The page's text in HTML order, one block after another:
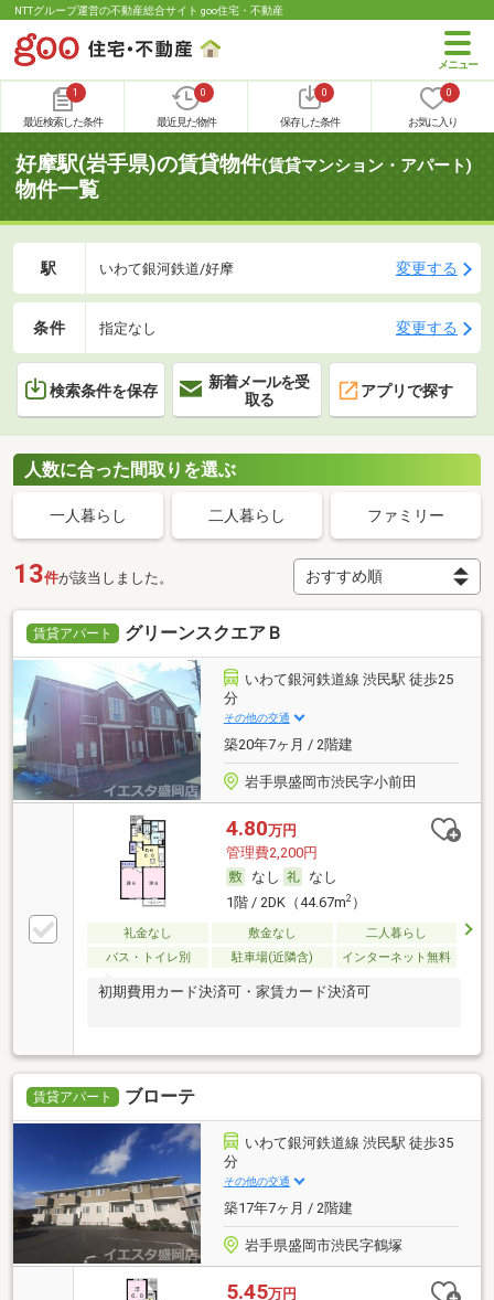
NTTグループ運営の不動産総合サイト goo住宅・不動産
1
最近検索した条件
0
最近見た物件
0
保存した条件
0
お気に入り
好摩駅(岩手県)の賃貸物件(賃貸マンション・アパート)
物件一覧
駅 いわて銀河鉄道/好摩 変更する
条件 指定なし 変更する
検索条件を保存
新着メールを受
取る
アプリで探す
人数に合った間取りを選ぶ
一人暮らし 二人暮らし ファミリー
13件が該当しました。
賃貸アパート グリーンスクエアＢ
いわて銀河鉄道線 渋民駅 徒歩25
分
その他の交通
築20年7ヶ月 / 2階建
岩手県盛岡市渋民字小前田
4.80万円
管理費2,200円
なし
なし
1階 / 2DK（44.67m2）
礼金なし 敷金なし
二人暮らし
バス・トイレ別
駐車場(近隣含) インターネット無料
初期費用カード決済可・家賃カード決済可
賃貸アパート ブローテ
いわて銀河鉄道線 渋民駅 徒歩35
分
その他の交通
築17年7ヶ月 / 2階建
岩手県盛岡市渋民字鶴塚
5.45万円